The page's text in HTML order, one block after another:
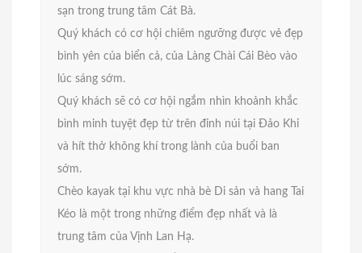
sạn trong trung tâm Cát Bà.
Quý khách có cơ hội chiêm ngưỡng được vẻ đẹp
bình yên của biển cả, của Làng Chài Cái Bèo vào
lúc sáng sớm.
Quý khách sẽ có cơ hội ngắm nhìn khoảnh khắc
bình minh tuyệt đẹp từ trên đỉnh núi tại Đảo Khỉ
và hít thở không khí trong lành của buổi ban
sớm.
Chèo kayak tại khu vực nhà bè Di sản và hang Tai
Kéo là một trong những điểm đẹp nhất và là
trung tâm của Vịnh Lan Hạ.